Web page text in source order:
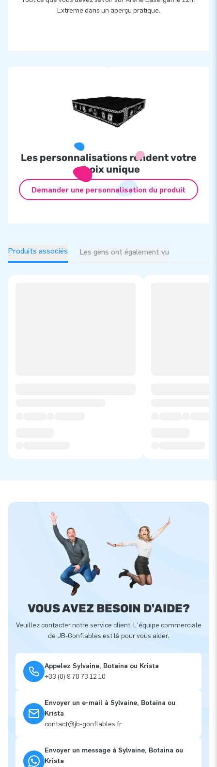
Extreme dans un aperçu pratique.
Les personnalisations rendent votre
choix unique
Demander une personnalisation du produit
Produits associés Les gens ont également vu
VOUS AVEZ BESOIN D'AIDE?
Veuillez contacter notre service client. L'équipe commerciale
de JB-Gonflables est là pour vous aider.
Appelez Sylvaine, Botaina ou Krista
+33 (0) 9 70 73 12 10
Envoyer un e-mail à Sylvaine, Botaina ou
Krista
contact@jb-gonflables.fr
Envoyer un message à Sylvaine, Botaina ou
Krista